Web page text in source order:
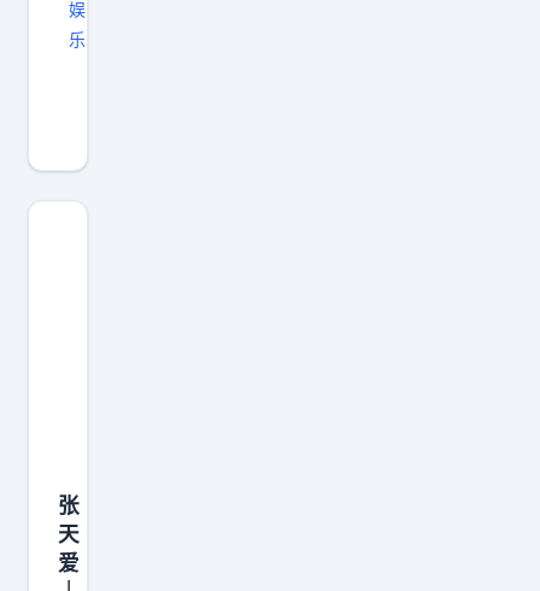
娱
乐
但
凡
不
了
这
张
天
爱